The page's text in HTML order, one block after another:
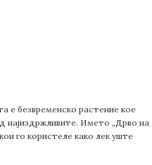
е безвременско растение кое
најиздржливите. Името „Дрво на
го користеле како лек уште